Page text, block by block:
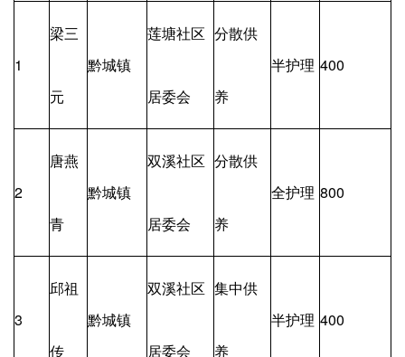
1
梁三
元
黔城镇
莲塘社区
居委会
分散供
养
半护理 400
2
唐燕
青
黔城镇
双溪社区
居委会
分散供
养
全护理 800
3
邱祖
传
黔城镇
双溪社区
居委会
集中供
养
半护理 400